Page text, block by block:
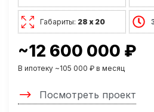
Габариты: 28 х 20
~12 600 000 ₽
В ипотеку ~105 000 ₽ в месяц
Посмотреть проект